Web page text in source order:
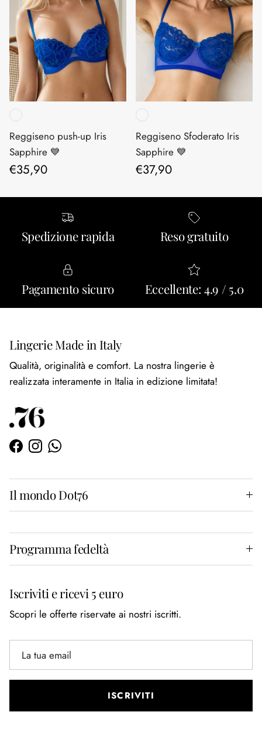
Reggiseno push-up Iris
Sapphire 💙
Prezzo normale
€35,90
Reggiseno Sfoderato Iris
Sapphire 💙
Prezzo normale
€37,90
Spedizione rapida Reso gratuito
Pagamento sicuro Eccellente: 4.9 / 5.0
Lingerie Made in Italy
Qualità, originalità e comfort. La nostra lingerie è
realizzata interamente in Italia in edizione limitata!
Facebook
InstagramWhatsApp
Il mondo Dot76
Programma fedeltà
Iscriviti e ricevi 5 euro
Scopri le offerte riservate ai nostri iscritti.
ISCRIVITI